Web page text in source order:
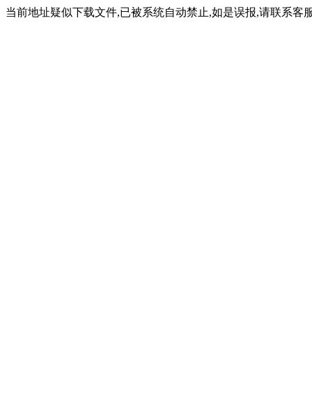
当前地址疑似下载文件,已被系统自动禁止,如是误报,请联系客